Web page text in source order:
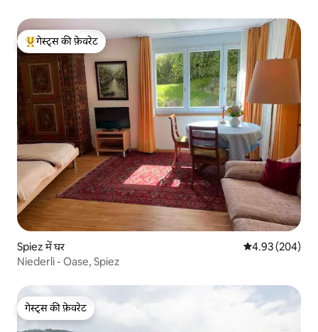
गेस्ट्स का टॉप फ़ेवरेट
गेस्ट्स की फ़ेवरेट
Spiez में घर औसत रेटिंग 5 में से
4.93 (204)
Niederli - Oase, Spiez
गेस्ट्स की फ़ेवरेट
गेस्ट्स की फ़ेवरेट